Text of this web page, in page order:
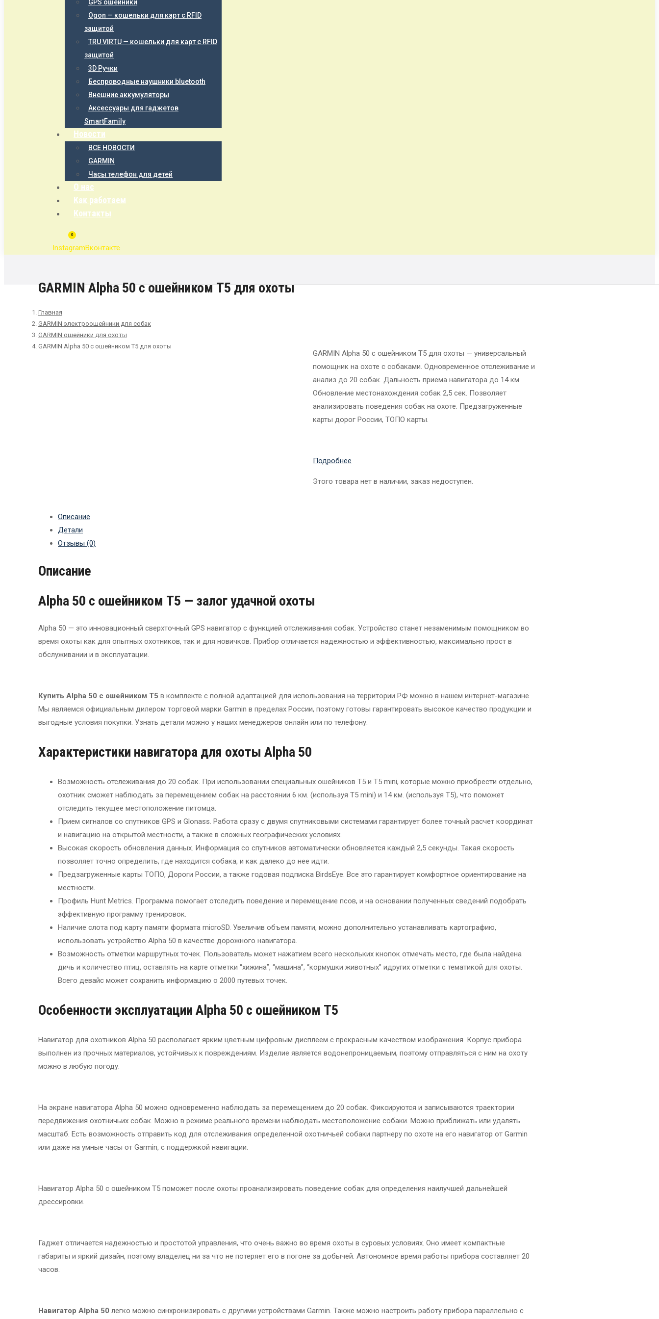
GPS ошейники
Ogon — кошельки для карт с RFID
защитой
TRU VIRTU — кошельки для карт с RFID
защитой
3D Ручки
Беспроводные наушники bluetooth
Внешние аккумуляторы
Аксессуары для гаджетов
SmartFamily
Новости
ВСЕ НОВОСТИ
GARMIN
Часы телефон для детей
О нас
Как работаем
Контакты
0
InstagramВконтакте
GARMIN Alpha 50 с ошейником T5 для охоты
Главная
GARMIN электроошейники для собак
GARMIN ошейники для охоты
GARMIN Alpha 50 с ошейником T5 для охоты
GARMIN Alpha 50 с ошейником T5 для охоты — универсальный
помощник на охоте с собаками. Одновременное отслеживание и
анализ до 20 собак. Дальность приема навигатора до 14 км.
Обновление местонахождения собак 2,5 сек. Позволяет
анализировать поведения собак на охоте. Предзагруженные
карты дорог России, ТОПО карты.
Подробнее
Этого товара нет в наличии, заказ недоступен.
Описание
Детали
Отзывы (0)
Описание
Alpha 50 с ошейником T5 — залог удачной охоты
Alpha 50 — это инновационный сверхточный GPS навигатор с функцией отслеживания собак. Устройство станет незаменимым помощником во
время охоты как для опытных охотников, так и для новичков. Прибор отличается надежностью и эффективностью, максимально прост в
обслуживании и в эксплуатации.
Купить Alpha 50 с ошейником T5 в комплекте с полной адаптацией для использования на территории РФ можно в нашем интернет-магазине.
Мы являемся официальным дилером торговой марки Garmin в пределах России, поэтому готовы гарантировать высокое качество продукции и
выгодные условия покупки. Узнать детали можно у наших менеджеров онлайн или по телефону.
Характеристики навигатора для охоты Alpha 50
Возможность отслеживания до 20 собак. При использовании специальных ошейников T5 и T5 mini, которые можно приобрести отдельно,
охотник сможет наблюдать за перемещением собак на расстоянии 6 км. (используя T5 mini) и 14 км. (используя Т5), что поможет
отследить текущее местоположение питомца.
Прием сигналов со спутников GPS и Glonass. Работа сразу с двумя спутниковыми системами гарантирует более точный расчет координат
и навигацию на открытой местности, а также в сложных географических условиях.
Высокая скорость обновления данных. Информация со спутников автоматически обновляется каждый 2,5 секунды. Такая скорость
позволяет точно определить, где находится собака, и как далеко до нее идти.
Предзагруженные карты ТОПО, Дороги России, а также годовая подписка BirdsEye. Все это гарантирует комфортное ориентирование на
местности.
Профиль Hunt Metrics. Программа помогает отследить поведение и перемещение псов, и на основании полученных сведений подобрать
эффективную программу тренировок.
Наличие слота под карту памяти формата microSD. Увеличив объем памяти, можно дополнительно устанавливать картографию,
использовать устройство Alpha 50 в качестве дорожного навигатора.
Возможность отметки маршрутных точек. Пользователь может нажатием всего нескольких кнопок отмечать место, где была найдена
дичь и количество птиц, оставлять на карте отметки “хижина”, “машина”, “кормушки животных” идругих отметки с тематикой для охоты.
Всего девайс может сохранить информацию о 2000 путевых точек.
Особенности эксплуатации Alpha 50 с ошейником T5
Навигатор для охотников Alpha 50 располагает ярким цветным цифровым дисплеем с прекрасным качеством изображения. Корпус прибора
выполнен из прочных материалов, устойчивых к повреждениям. Изделие является водонепроницаемым, поэтому отправляться с ним на охоту
можно в любую погоду.
На экране навигатора Alpha 50 можно одновременно наблюдать за перемещением до 20 собак. Фиксируются и записываются траектории
передвижения охотничьих собак. Можно в режиме реального времени наблюдать местоположение собаки. Можно приближать или удалять
масштаб. Есть возможность отправить код для отслеживания определенной охотничьей собаки партнеру по охоте на его навигатор от Garmin
или даже на умные часы от Garmin, с поддержкой навигации.
Навигатор Alpha 50 с ошейником T5 поможет после охоты проанализировать поведение собак для определения наилучшей дальнейшей
дрессировки.
Гаджет отличается надежностью и простотой управления, что очень важно во время охоты в суровых условиях. Оно имеет компактные
габариты и яркий дизайн, поэтому владелец ни за что не потеряет его в погоне за добычей. Автономное время работы прибора составляет 20
часов.
Навигатор Alpha 50 легко можно синхронизировать с другими устройствами Garmin. Также можно настроить работу прибора параллельно с